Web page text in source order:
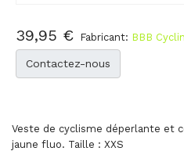
39,95 € Fabricant: BBB
Contactez-nous
Veste de cyclisme déperlante et
jaune fluo. Taille : XXS